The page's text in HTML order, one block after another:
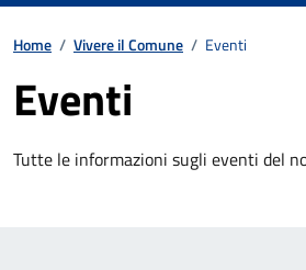
Contenuti in evidenza
Home / Vivere il Comune / Eventi
Eventi
Tutte le informazioni sugli eventi del